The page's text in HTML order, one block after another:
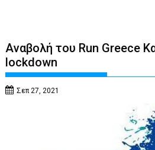
Αναβολή του Run Greece
lockdown
Σεπ 27, 2021